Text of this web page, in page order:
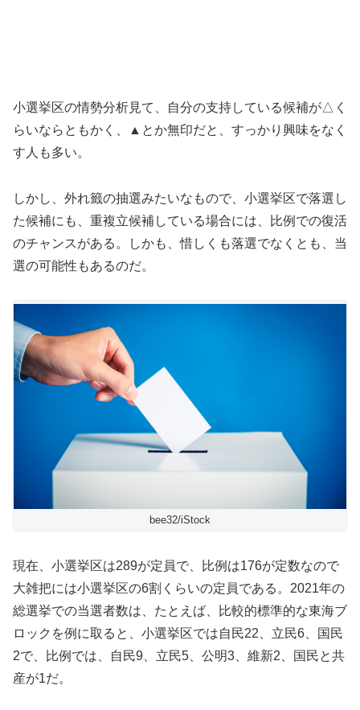
小選挙区の情勢分析見て、自分の支持している候補が△く
らいならともかく、▲とか無印だと、すっかり興味をなく
す人も多い。
しかし、外れ籤の抽選みたいなもので、小選挙区で落選し
た候補にも、重複立候補している場合には、比例での復活
のチャンスがある。しかも、惜しくも落選でなくとも、当
選の可能性もあるのだ。
bee32/iStock
現在、小選挙区は289が定員で、比例は176が定数なので
大雑把には小選挙区の6割くらいの定員である。2021年の
総選挙での当選者数は、たとえば、比較的標準的な東海ブ
ロックを例に取ると、小選挙区では自民22、立民6、国民
2で、比例では、自民9、立民5、公明3、維新2、国民と共
産が1だ。